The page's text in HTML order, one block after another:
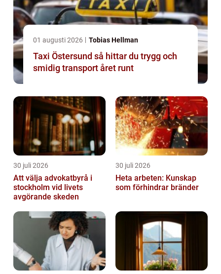
01 augusti 2026 Tobias Hellman
Taxi Östersund så hittar du trygg och
smidig transport året runt
30 juli 2026
Att välja advokatbyrå i
stockholm vid livets
avgörande skeden
30 juli 2026
Heta arbeten: Kunskap
som förhindrar bränder